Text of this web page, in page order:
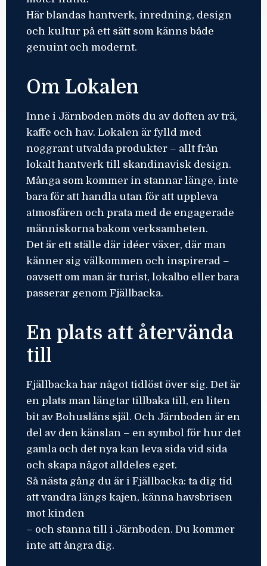
Här blandas hantverk, inredning, design
och kultur på ett sätt som känns både
genuint och modernt.
Om Lokalen
Inne i Järnboden möts du av doften av trä,
kaffe och hav. Lokalen är fylld med
noggrant utvalda produkter – allt från
lokalt hantverk till skandinavisk design.
Många som kommer in stannar länge, inte
bara för att handla utan för att uppleva
atmosfären och prata med de engagerade
människorna bakom verksamheten.
Det är ett ställe där idéer växer, där man
känner sig välkommen och inspirerad –
oavsett om man är turist, lokalbo eller bara
passerar genom Fjällbacka.
En plats att återvända
till
Fjällbacka har något tidlöst över sig. Det är
en plats man längtar tillbaka till, en liten
bit av Bohusläns själ. Och Järnboden är en
del av den känslan – en symbol för hur det
gamla och det nya kan leva sida vid sida
och skapa något alldeles eget.
Så nästa gång du är i Fjällbacka: ta dig tid
att vandra längs kajen, känna havsbrisen
mot kinden
– och stanna till i Järnboden. Du kommer
inte att ångra dig.